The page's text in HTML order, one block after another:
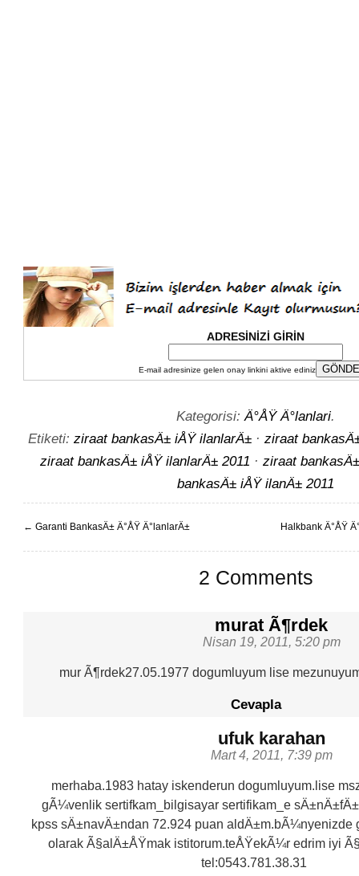
ADRESİNİZİ GİRİN
E-mail adresinize gelen onay linkini aktive ediniz
Kategorisi: Ä°ÅŸ Ä°lanlari.
Etiketi: ziraat bankasÄ± iÅŸ ilanlarÄ±· ziraat
ziraat bankasÄ± iÅŸ ilanlarÄ± 2011 · ziraat
bankasÄ± iÅŸ ilanÄ± 2011
← Garanti BankasÄ± Ä°ÅŸ Ä°lanlarÄ± Halkbank Ä°ÅŸ
2 Comments
murat Ã¶rdek
Nisan 19, 2011, 5:20 pm
mur Ã¶rdek27.05.1977 dogumluyum lise
Cevapla
ufuk karahan
Mart 4, 2011, 7:39 pm
merhaba.1983 hatay iskenderun dogumluyum.lise
gÃ¼venlik sertifkam_bilgisayar sertifikam_e
kpss sÄ±navÄ±ndan 72.924 puan
olarak Ã§alÄ±ÅŸmak istitorum.teÅŸekÃ¼r edrim iyi
tel:0543.781.38.31